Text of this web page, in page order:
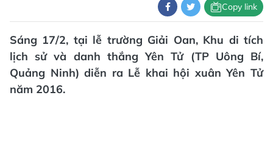
Copy link
Sáng 17/2, tại lễ trường Giải Oan, Khu di tích
lịch sử và danh thắng Yên Tử (TP Uông Bí,
Quảng Ninh) diễn ra Lễ khai hội xuân Yên Tử
năm 2016.